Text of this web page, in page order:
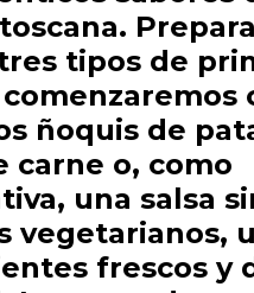
tipos de
ñoquis de
carne o, como
una salsa
vegetarianos,
frescos y